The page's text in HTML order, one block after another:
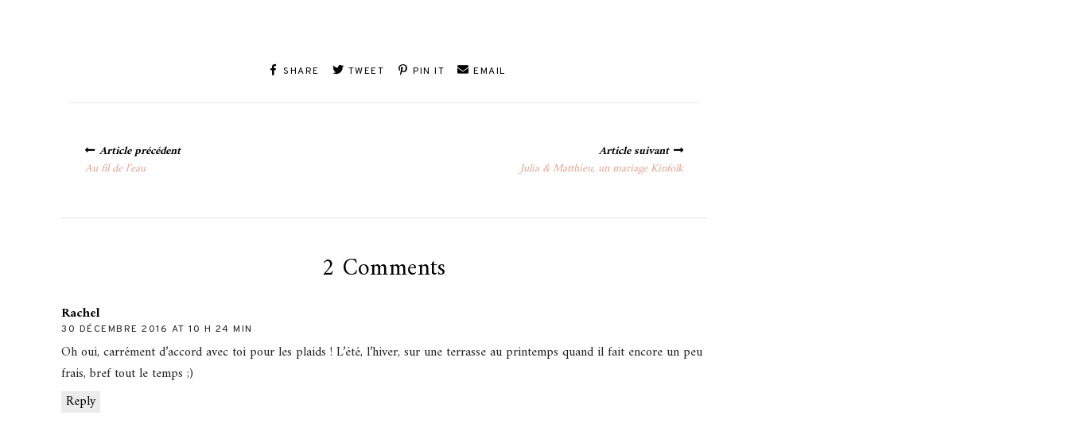
SHARE TWEET PIN IT EMAIL
navigation
Article précédent
Au fil de l’eau
Article suivant
Julia & Matthieu, un mariage Kinfolk
2 Comments
Rachel
30 DÉCEMBRE 2016 AT 10 H 24 MIN
Reply
Oh oui, carrément d’accord avec toi pour les plaids ! L’été, l’hiver, sur une terrasse au printemps quand il fait encore un peu
frais, bref tout le temps ;)